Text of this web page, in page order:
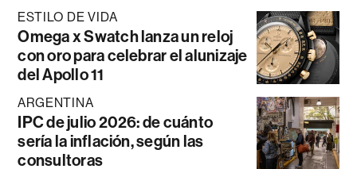
ESTILO DE VIDA
Omega x Swatch lanza un reloj
con oro para celebrar el alunizaje
del Apollo 11
ARGENTINA
IPC de julio 2026: de cuánto
sería la inflación, según las
consultoras